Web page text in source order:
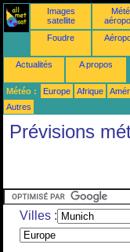
Images
satellite
Foudre
Actualités A propos
Météo : Europe Afrique
Autres
Prévisions
Villes :